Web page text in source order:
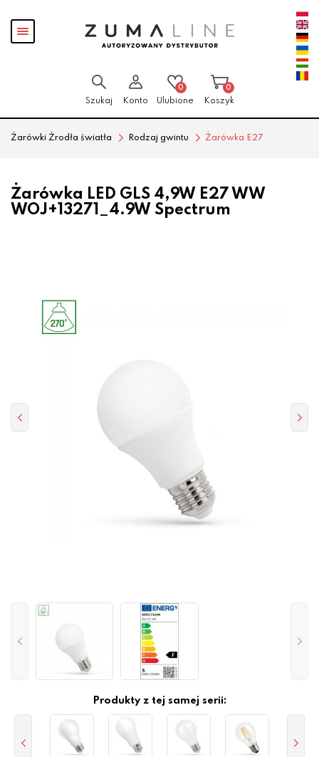
Pokaż
menu
Szukaj Konto
0
Ulubione
0
Koszyk
Żarówki Źrodła światła Rodzaj gwintu Żarówka E27
Żarówka LED GLS 4,9W E27 WW
WOJ+13271_4.9W Spectrum
Produkty z tej samej serii: